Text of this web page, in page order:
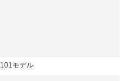
101モデル